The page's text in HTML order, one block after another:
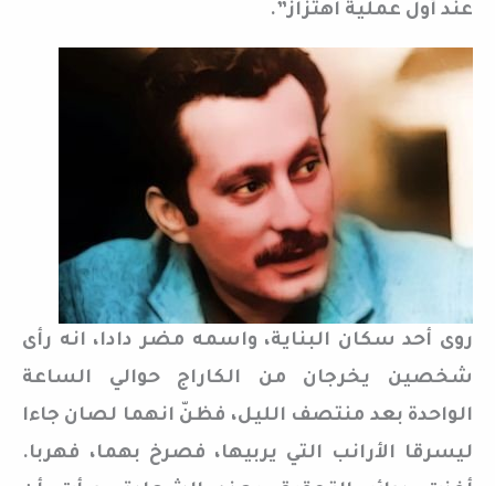
عند أول عملية اهتزاز”.
روى أحد سكان البناية، واسمه مضر دادا، انه رأى
شخصين يخرجان من الكاراج حوالي الساعة
الواحدة بعد منتصف الليل، فظنّ انهما لصان جاءا
ليسرقا الأرانب التي يربيها، فصرخ بهما، فهربا.